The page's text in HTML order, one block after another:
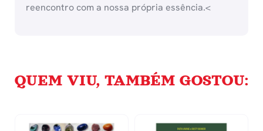
reencontro com a nossa própria essência.<
QUEM VIU, TAMBÉM GOSTOU: